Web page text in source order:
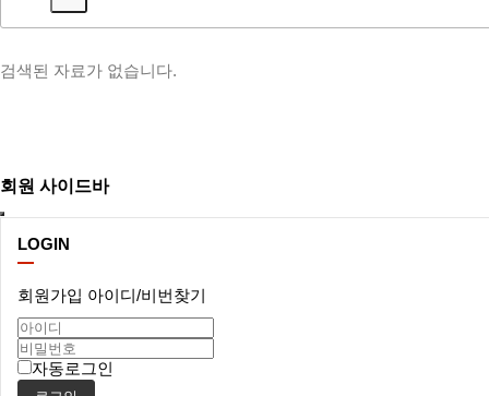
검색된 자료가 없습니다.
회원 사이드바
LOGIN
회원가입 아이디/비번찾기
자동로그인